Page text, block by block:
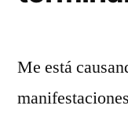
Me está